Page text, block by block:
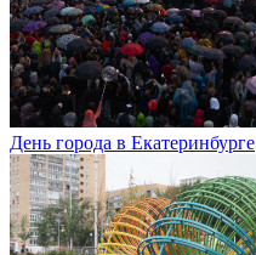
День города в Екатеринбурге